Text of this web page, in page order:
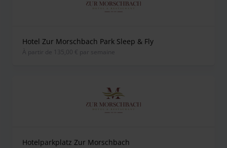
Hotel Zur Morschbach Park Sleep & Fly
À partir de 135,00 € par semaine
Hotelparkplatz Zur Morschbach